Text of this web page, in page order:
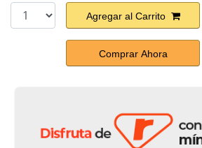
Agregar al Carrito
Comprar Ahora